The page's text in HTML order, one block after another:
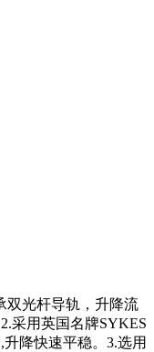
双光杆导轨，升降流
采用英国名牌SYKES
降快速平稳。3.选用